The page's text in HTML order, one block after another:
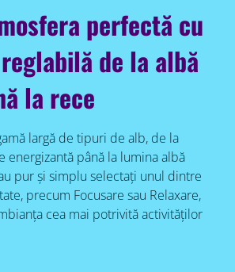
perfectă cu
de la albă
la rece
largă de tipuri de alb, de la
energizantă până la lumina albă
pur și simplu selectați unul dintre
precum Focusare sau Relaxare,
cea mai potrivită activităților